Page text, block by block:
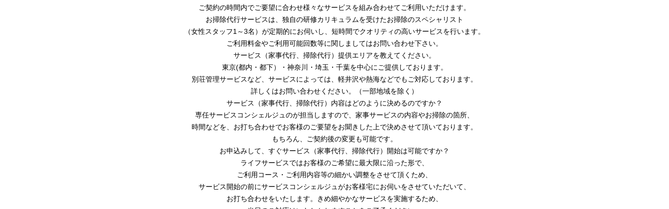
ご契約の時間内でご要望に合わせ様々なサービスを組み合わせてご利用いただけます。
お掃除代行サービスは、独自の研修カリキュラムを受けたお掃除のスペシャリスト
（女性スタッフ1～3名）が定期的にお伺いし、短時間でクオリティの高いサービスを行います。
ご利用料金やご利用可能回数等に関しましてはお問い合わせ下さい。
サービス（家事代行、掃除代行）提供エリアを教えてください。
東京(都内・都下）・神奈川・埼玉・千葉を中心にご提供しております。
別荘管理サービスなど、サービスによっては、軽井沢や熱海などでもご対応しております。
詳しくはお問い合わせください。（一部地域を除く）
サービス（家事代行、掃除代行）内容はどのように決めるのですか？
専任サービスコンシェルジュのが担当しますので、家事サービスの内容やお掃除の箇所、
時間などを、お打ち合わせでお客様のご要望をお聞きした上で決めさせて頂いております。
もちろん、ご契約後の変更も可能です。
お申込みして、すぐサービス（家事代行、掃除代行）開始は可能ですか？
ライフサービスではお客様のご希望に最大限に沿った形で、
ご利用コース・ご利用内容等の細かい調整をさせて頂くため、
サービス開始の前にサービスコンシェルジュがお客様宅にお伺いをさせていただいて、
お打ち合わせをいたします。きめ細やかなサービスを実施するため、